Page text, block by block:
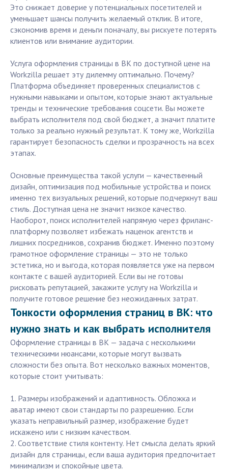
Это снижает доверие у потенциальных посетителей и
уменьшает шансы получить желаемый отклик. В итоге,
сэкономив время и деньги поначалу, вы рискуете потерять
клиентов или внимание аудитории.
Услуга оформления страницы в ВК по доступной цене на
Workzilla решает эту дилемму оптимально. Почему?
Платформа объединяет проверенных специалистов с
нужными навыками и опытом, которые знают актуальные
тренды и технические требования соцсети. Вы можете
выбрать исполнителя под свой бюджет, а значит платите
только за реально нужный результат. К тому же, Workzilla
гарантирует безопасность сделки и прозрачность на всех
этапах.
Основные преимущества такой услуги — качественный
дизайн, оптимизация под мобильные устройства и поиск
именно тех визуальных решений, которые подчеркнут ваш
стиль. Доступная цена не значит низкое качество.
Наоборот, поиск исполнителей напрямую через фриланс-
платформу позволяет избежать наценок агентств и
лишних посредников, сохранив бюджет. Именно поэтому
грамотное оформление страницы — это не только
эстетика, но и выгода, которая появляется уже на первом
контакте с вашей аудиторией. Если вы не готовы
рисковать репутацией, закажите услугу на Workzilla и
получите готовое решение без неожиданных затрат.
Тонкости оформления страниц в ВК: что
нужно знать и как выбрать исполнителя
Оформление страницы в ВК — задача с несколькими
техническими нюансами, которые могут вызвать
сложности без опыта. Вот несколько важных моментов,
которые стоит учитывать:
1. Размеры изображений и адаптивность. Обложка и
аватар имеют свои стандарты по разрешению. Если
указать неправильный размер, изображение будет
искажено или с низким качеством.
2. Соответствие стиля контенту. Нет смысла делать яркий
дизайн для страницы, если ваша аудитория предпочитает
минимализм и спокойные цвета.